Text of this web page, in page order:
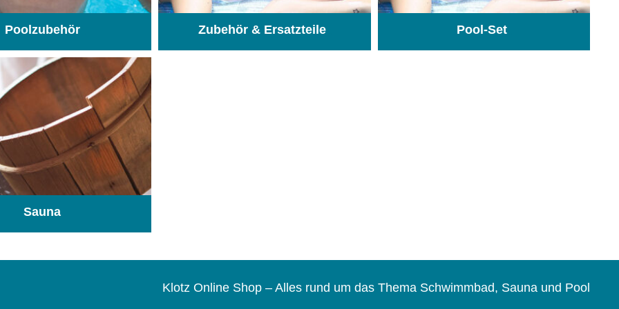
Poolzubehör Zubehör & Ersatzteile Pool-Set
Sauna
Klotz Online Shop – Alles rund um das Thema Schwimmbad, Sauna und Pool